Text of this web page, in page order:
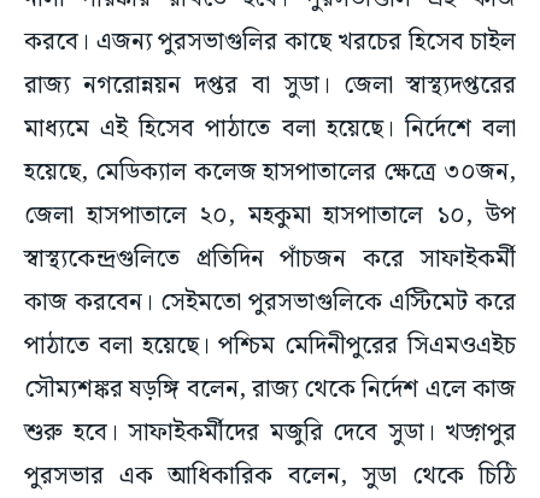
করবে। এজন্য পুরসভাগুলির কাছে খরচের হিসেব চাইল
রাজ্য নগরোন্নয়ন দপ্তর বা সুডা। জেলা স্বাস্থ্যদপ্তরের
মাধ্যমে এই হিসেব পাঠাতে বলা হয়েছে। নির্দেশে বলা
হয়েছে, মেডিক্যাল কলেজ হাসপাতালের ক্ষেত্রে ৩০জন,
জেলা হাসপাতালে ২০, মহকুমা হাসপাতালে ১০, উপ
স্বাস্থ্যকেন্দ্রগুলিতে প্রতিদিন পাঁচজন করে সাফাইকর্মী
কাজ করবেন। সেইমতো পুরসভাগুলিকে এস্টিমেট করে
পাঠাতে বলা হয়েছে। পশ্চিম মেদিনীপুরের সিএমওএইচ
সৌম্যশঙ্কর ষড়ঙ্গি বলেন, রাজ্য থেকে নির্দেশ এলে কাজ
শুরু হবে। সাফাইকর্মীদের মজুরি দেবে সুডা। খড়্গপুর
পুরসভার এক আধিকারিক বলেন, সুডা থেকে চিঠি